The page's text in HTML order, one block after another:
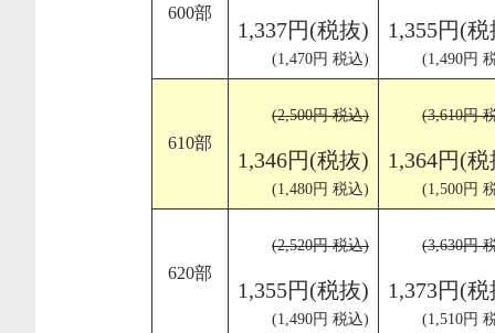
600部
1,337円(税抜)
(1,470円 税込)
1,355円(
(1,490円
610部
(2,500円 税込)
1,346円(税抜)
(1,480円 税込)
(3,610円
1,364円(
(1,500円
620部
(2,520円 税込)
1,355円(税抜)
(1,490円 税込)
(3,630円
1,373円(
(1,510円